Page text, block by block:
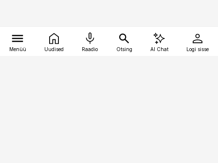
Menüü Uudised Raadio Otsing AI Chat Logi sisse